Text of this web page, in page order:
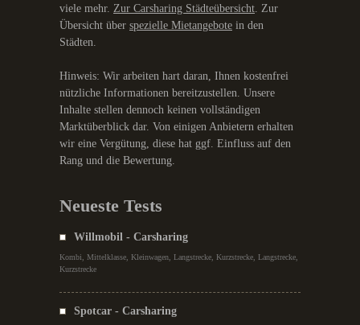
viele mehr. Zur Carsharing Städteübersicht . Zur
Übersicht über spezielle Mietangebote in den
Städten.
Hinweis: Wir arbeiten hart daran, Ihnen kostenfrei
nützliche Informationen bereitzustellen. Unsere
Inhalte stellen dennoch keinen vollständigen
Marktüberblick dar. Von einigen Anbietern erhalten
wir eine Vergütung, diese hat ggf. Einfluss auf den
Rang und die Bewertung.
Neueste Tests
Willmobil - Carsharing
Kombi, Mittelklasse, Kleinwagen, Langstrecke, Kurzstrecke, Langstrecke,
Kurzstrecke
Spotcar - Carsharing